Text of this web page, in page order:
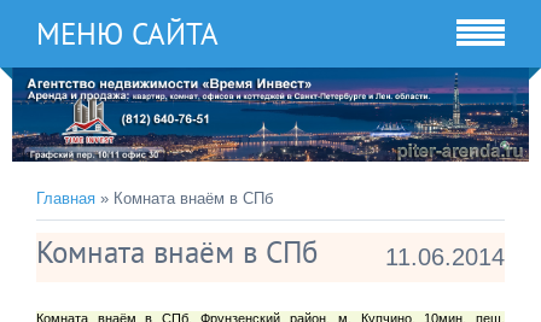
МЕНЮ САЙТА
Главная » Комната внаём в СПб
11.06.2014
Комната внаём в СПб
Комната внаём в СПб, Фрунзенский район, м. Купчино, 10мин. пеш,